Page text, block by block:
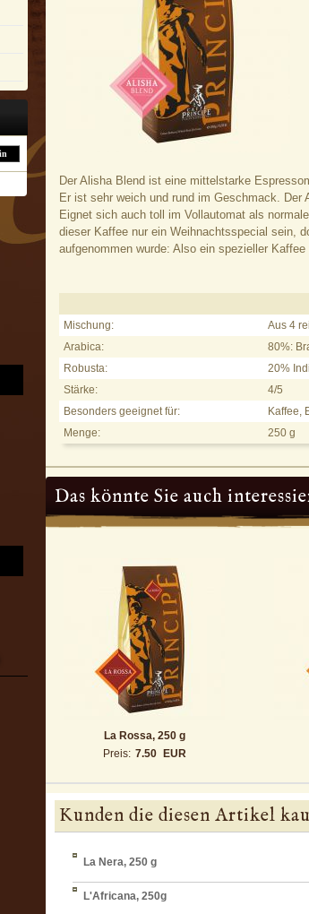
Der Alisha Blend ist eine mittelstarke
Er ist sehr weich und rund im Geschmack. Der
Eignet sich auch toll im Vollautomat als
dieser Kaffee nur ein Weihnachtsspecial sein,
aufgenommen wurde: Also ein spezieller Kaffee
Alisha Blend, 250g - Eigenschaften
Mischung:
Aus 4
Arabica:
80%:
Robusta:
20%
Stärke:
4/5
Besonders geeignet für:
Kaffee,
Menge:
250 g
Das könnte Sie auch
La Rossa, 250 g
Preis: 7.50 EUR
Kunden die diesen Artikel
La Nera, 250 g
L'Africana, 250g